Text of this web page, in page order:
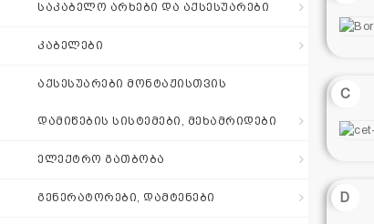
ᲡᲐᲙᲐᲑᲔᲚᲝ ᲐᲠᲮᲔᲑᲘ ᲓᲐ ᲐᲥᲡᲔᲡᲣᲐᲠᲔᲑᲘ
ᲙᲐᲑᲔᲚᲔᲑᲘ
ᲐᲥᲡᲔᲡᲣᲐᲠᲔᲑᲘ ᲛᲝᲜᲢᲐᲟᲘᲡᲗᲕᲘᲡ
ᲓᲐᲛᲘᲬᲔᲑᲘᲡ ᲡᲘᲡᲢᲔᲛᲔᲑᲘ, ᲛᲔᲮᲐᲛᲠᲘᲓᲔᲑᲘ
ᲔᲚᲔᲥᲢᲠᲝ ᲒᲐᲗᲑᲝᲑᲐ
ᲒᲔᲜᲔᲠᲐᲢᲝᲠᲔᲑᲘ, ᲓᲐᲛᲢᲔᲜᲔᲑᲘ
C
D